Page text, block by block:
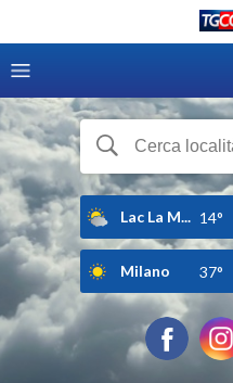
Lac La M... 14°
Milano 37°